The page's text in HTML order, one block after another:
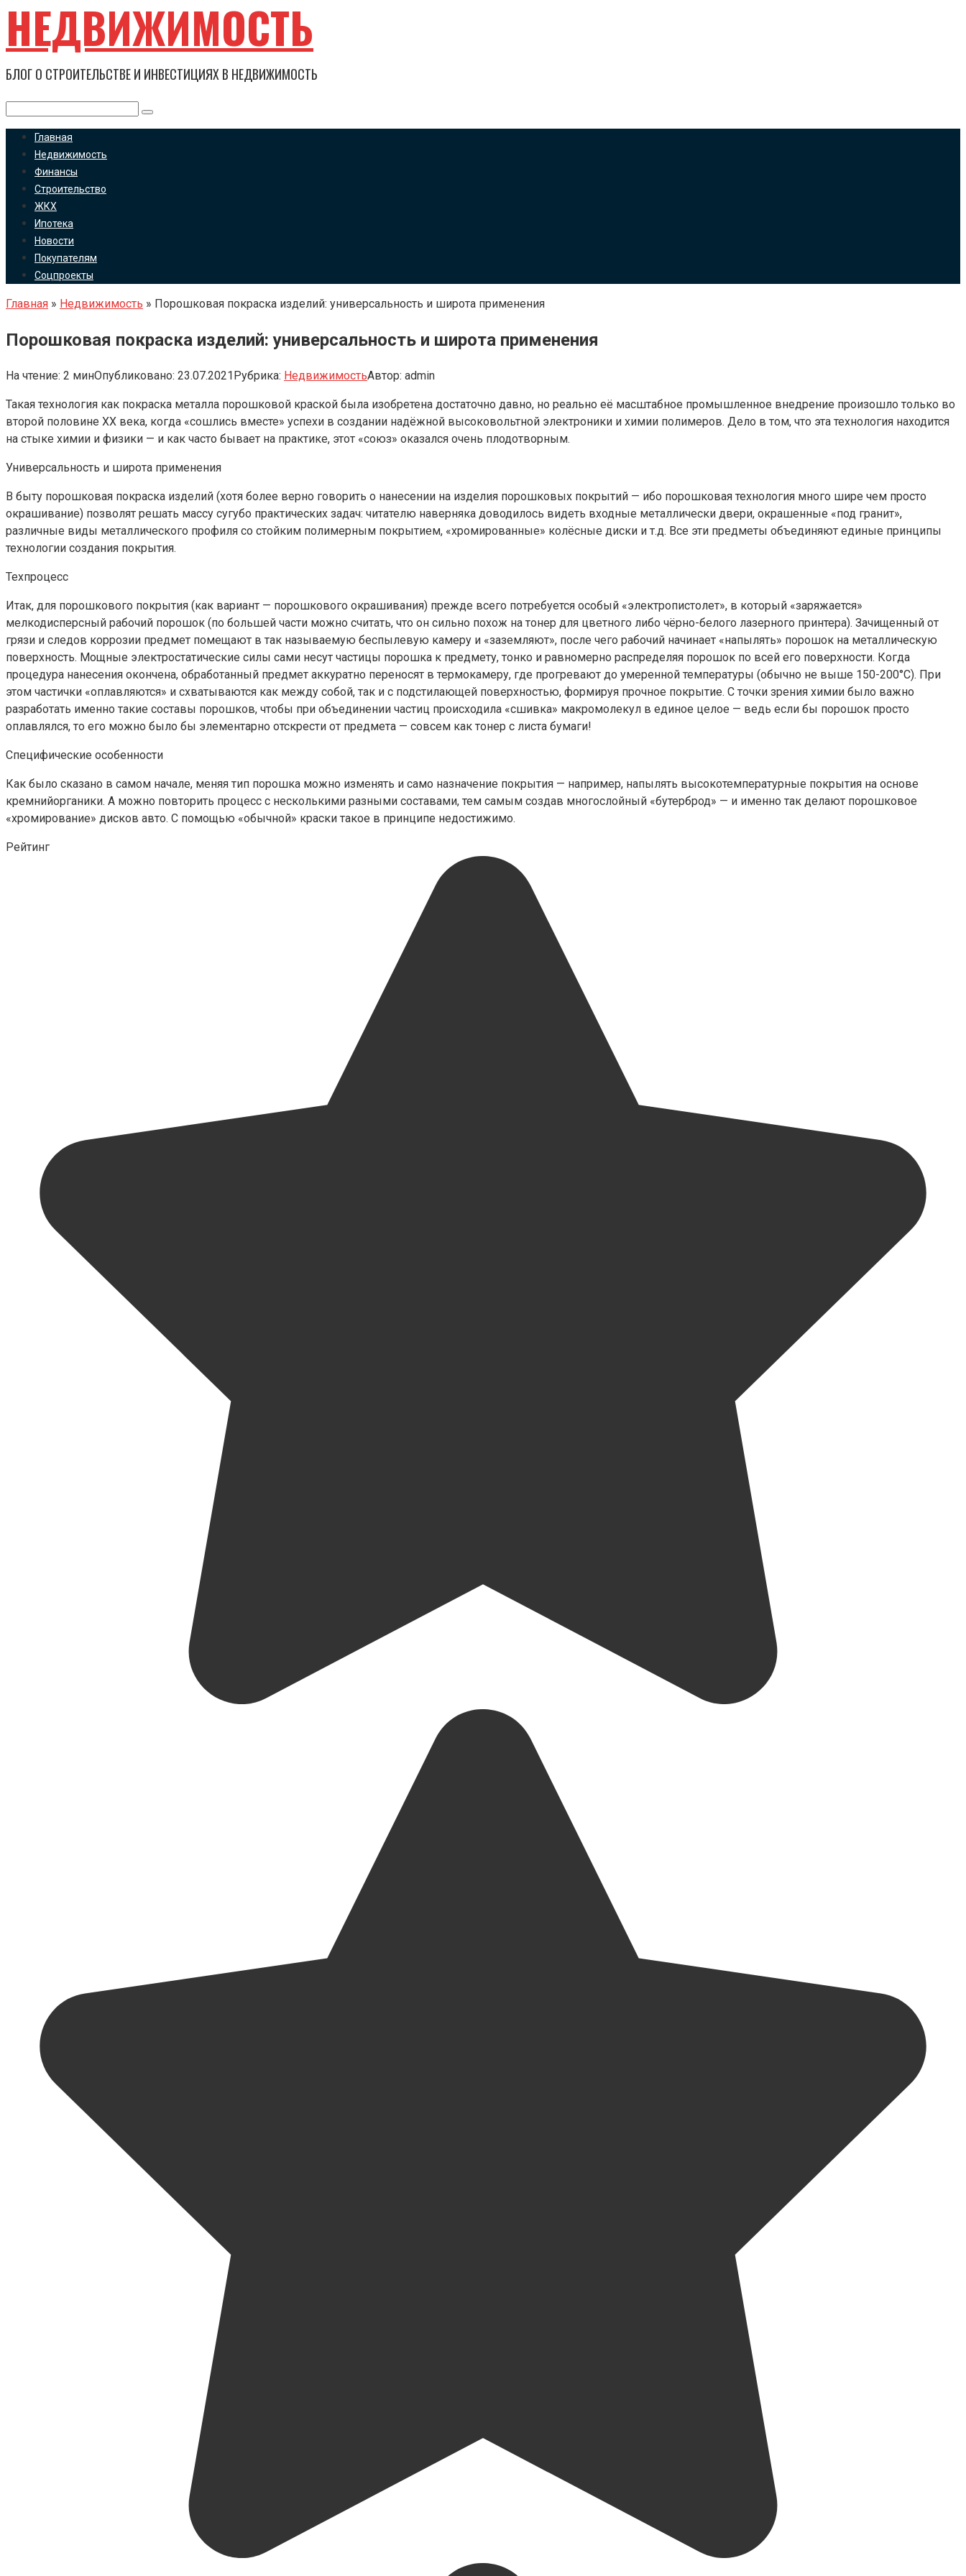
Перейти
контенту
НЕДВИЖИМОСТЬ
БЛОГ О СТРОИТЕЛЬСТВЕ И ИНВЕСТИЦИЯХ В НЕДВИЖИМОСТЬ
Главная
Недвижимость
Финансы
Строительство
ЖКХ
Ипотека
Новости
Покупателям
Соцпроекты
Главная » Недвижимость » Порошковая покраска изделий: универсальность и широта применения
Порошковая покраска изделий: универсальность и широта применения
На чтение: 2 минОпубликовано: 23.07.2021Рубрика: НедвижимостьАвтор: admin
Такая технология как покраска металла порошковой краской была изобретена достаточно давно, но реально её масштабное промышленное внедрение произошло только во
второй половине XX века, когда «сошлись вместе» успехи в создании надёжной высоковольтной электроники и химии полимеров. Дело в том, что эта технология находится
на стыке химии и физики — и как часто бывает на практике, этот «союз» оказался очень плодотворным.
Универсальность и широта применения
В быту порошковая покраска изделий (хотя более верно говорить о нанесении на изделия порошковых покрытий — ибо порошковая технология много шире чем просто
окрашивание) позволят решать массу сугубо практических задач: читателю наверняка доводилось видеть входные металлически двери, окрашенные «под гранит»,
различные виды металлического профиля со стойким полимерным покрытием, «хромированные» колёсные диски и т.д. Все эти предметы объединяют единые принципы
технологии создания покрытия.
Техпроцесс
Итак, для порошкового покрытия (как вариант — порошкового окрашивания) прежде всего потребуется особый «электропистолет», в который «заряжается»
мелкодисперсный рабочий порошок (по большей части можно считать, что он сильно похож на тонер для цветного либо чёрно-белого лазерного принтера). Зачищенный от
грязи и следов коррозии предмет помещают в так называемую беспылевую камеру и «заземляют», после чего рабочий начинает «напылять» порошок на металлическую
поверхность. Мощные электростатические силы сами несут частицы порошка к предмету, тонко и равномерно распределяя порошок по всей его поверхности. Когда
процедура нанесения окончена, обработанный предмет аккуратно переносят в термокамеру, где прогревают до умеренной температуры (обычно не выше 150-200°C). При
этом частички «оплавляются» и схватываются как между собой, так и с подстилающей поверхностью, формируя прочное покрытие. С точки зрения химии было важно
разработать именно такие составы порошков, чтобы при объединении частиц происходила «сшивка» макромолекул в единое целое — ведь если бы порошок просто
оплавлялся, то его можно было бы элементарно отскрести от предмета — совсем как тонер с листа бумаги!
Специфические особенности
Как было сказано в самом начале, меняя тип порошка можно изменять и само назначение покрытия — например, напылять высокотемпературные покрытия на основе
кремнийорганики. А можно повторить процесс с несколькими разными составами, тем самым создав многослойный «бутерброд» — и именно так делают порошковое
«хромирование» дисков авто. С помощью «обычной» краски такое в принципе недостижимо.
Рейтинг